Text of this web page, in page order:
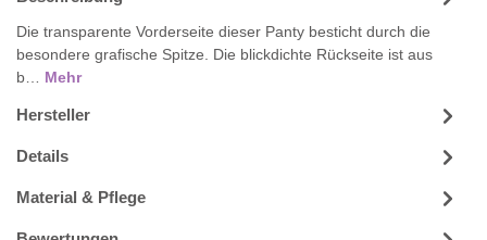
Die transparente Vorderseite dieser Panty besticht durch die
besondere grafische Spitze. Die blickdichte Rückseite ist aus
b… Mehr
Hersteller
Details
Material & Pflege